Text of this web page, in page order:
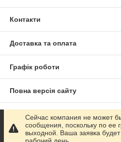
Контакти
Доставка та оплата
Графік роботи
Повна версія сайту
Сайт створено на маркетплейсі
Політика конфіденційності
Сейчас компания не может
сообщения, поскольку по ее
выходной. Ваша заявка